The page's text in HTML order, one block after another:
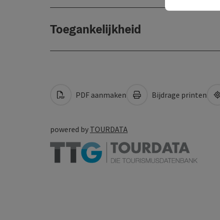
Toegankelijkheid
PDF aanmaken Bijdrage printen
powered by TOURDATA